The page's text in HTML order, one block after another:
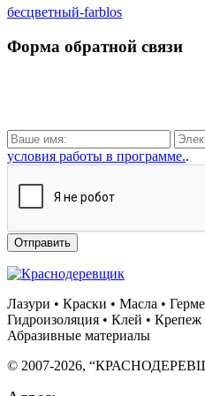
бесцветный-farblos
Форма обратной связи
условия работы в программе..
Отправить
Лазури • Краски • Масла •
Гидроизоляция • Клей • Крепеж
Абразивные материалы
© 2007-2026,